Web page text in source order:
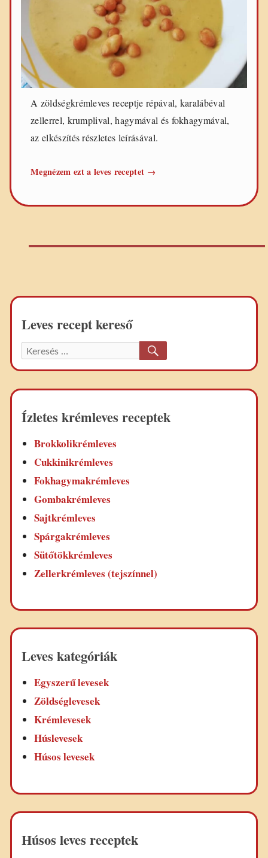
A zöldségkrémleves receptje répával, karalábéval
zellerrel, krumplival, hagymával és fokhagymával,
az elkészítés részletes leírásával.
Megnézem ezt a leves receptet Zöldségkrémleves
→
Leves recept kereső
Keresett
recept:
Ízletes krémleves receptek
Brokkolikrémleves
Cukkinikrémleves
Fokhagymakrémleves
Gombakrémleves
Sajtkrémleves
Spárgakrémleves
Sütőtökkrémleves
Zellerkrémleves (tejszínnel)
Leves kategóriák
Egyszerű levesek
Zöldséglevesek
Krémlevesek
Húslevesek
Húsos levesek
Húsos leves receptek